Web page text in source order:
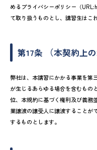
めるプライバシーポリシー（
て取り扱うものとし、講習生はこ
第17条 （本契約上の
弊社は、本講習にかかる事業を第
が生じるあらゆる場合を含むもの
位、本規約に基づく権利及び義務
業譲渡の譲受人に譲渡することが
するものとします。